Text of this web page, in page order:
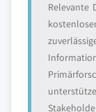
Relevante